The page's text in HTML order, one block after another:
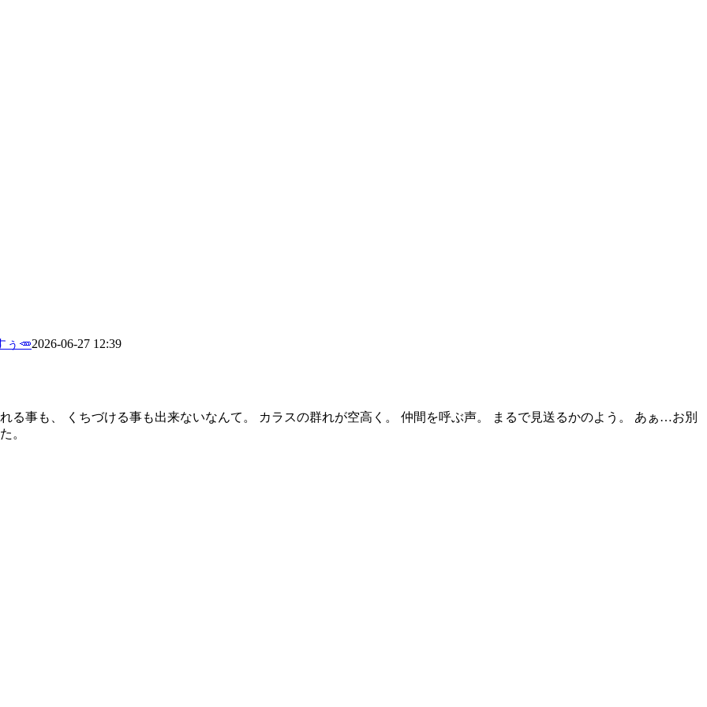
ぅ🥕2026-06-27 12:39
る事も、 くちづける事も出来ないなんて。 カラスの群れが空高く。 仲間を呼ぶ声。 まるで見送るかのよう。 あぁ…お別
。